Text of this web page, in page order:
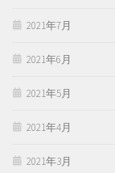
2021年7月
2021年6月
2021年5月
2021年4月
2021年3月